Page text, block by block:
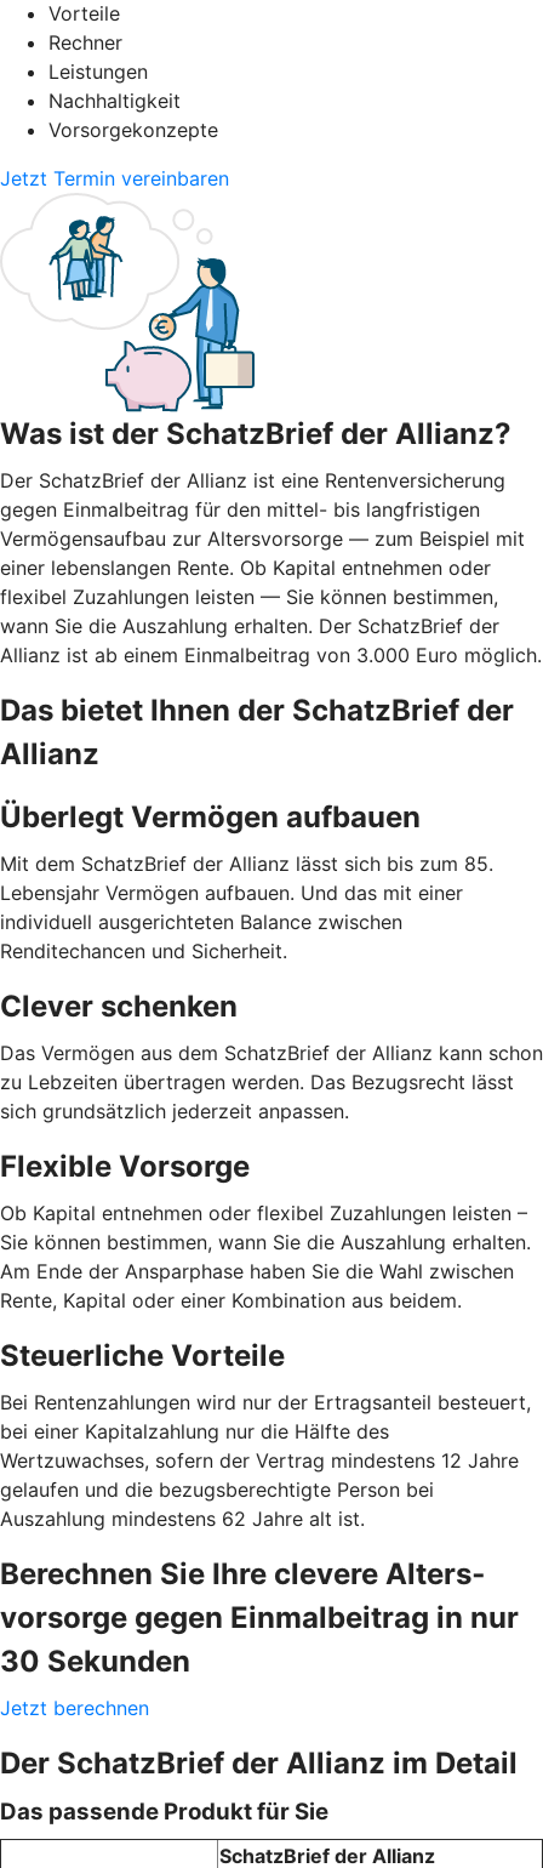
Vorteile
Rechner
Leistungen
Nachhaltigkeit
Vorsorgekonzepte
Jetzt Termin vereinbaren
Was ist der SchatzBrief der Allianz?
Der SchatzBrief der Allianz ist eine Rentenversicherung
gegen Einmalbeitrag für den mittel- bis langfristigen
Vermögensaufbau zur Altersvorsorge — zum Beispiel mit
einer lebenslangen Rente. Ob Kapital entnehmen oder
flexibel Zuzahlungen leisten — Sie können bestimmen,
wann Sie die Auszahlung erhalten. Der SchatzBrief der
Allianz ist ab einem Einmalbeitrag von 3.000 Euro möglich.
Das bietet Ihnen der SchatzBrief der
Allianz
Überlegt Vermögen aufbauen
Mit dem SchatzBrief der Allianz lässt sich bis zum 85.
Lebensjahr Vermögen aufbauen. Und das mit einer
individuell ausgerichteten Balance zwischen
Renditechancen und Sicherheit.
Clever schenken
Das Vermögen aus dem SchatzBrief der Allianz kann schon
zu Lebzeiten übertragen werden. Das Bezugsrecht lässt
sich grundsätzlich jederzeit anpassen.
Flexible Vorsorge
Ob Kapital entnehmen oder flexibel Zuzahlungen leisten –
Sie können bestimmen, wann Sie die Auszahlung erhalten.
Am Ende der Ansparphase haben Sie die Wahl zwischen
Rente, Kapital oder einer Kombination aus beidem.
Steuerliche Vorteile
Bei Rentenzahlungen wird nur der Ertragsanteil besteuert,
bei einer Kapitalzahlung nur die Hälfte des
Wertzuwachses, sofern der Vertrag mindestens 12 Jahre
gelaufen und die bezugsberechtigte Person bei
Auszahlung mindestens 62 Jahre alt ist.
Berechnen Sie Ihre clevere Alters­
vorsorge gegen Einmal­beitrag in nur
30 Sekunden
Jetzt berechnen
Der SchatzBrief der Allianz im Detail
Das passende Produkt für Sie
SchatzBrief der Allianz